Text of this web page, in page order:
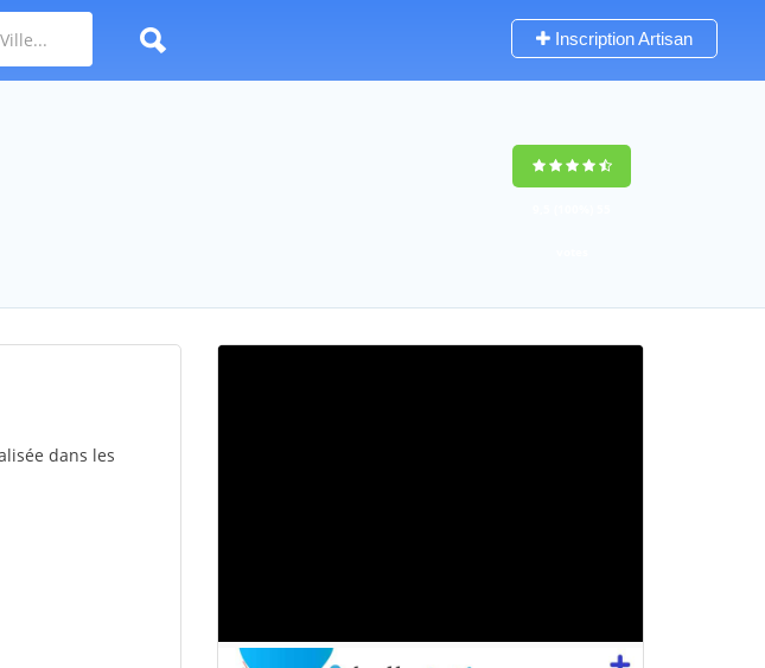
Inscription Artisan
dans les